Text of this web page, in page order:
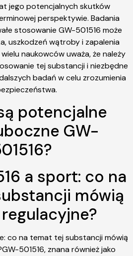
jego potencjalnych skutków
perspektywie. Badania
stosowanie GW-501516 może
uszkodzeń wątroby i zapalenia
naukowców uważa, że należy
tej substancji i niezbędne
badań w celu zrozumienia
potencjalne
GW-
a sport: co na
mówią
co na temat tej substancji mówią
501516, znana również jako